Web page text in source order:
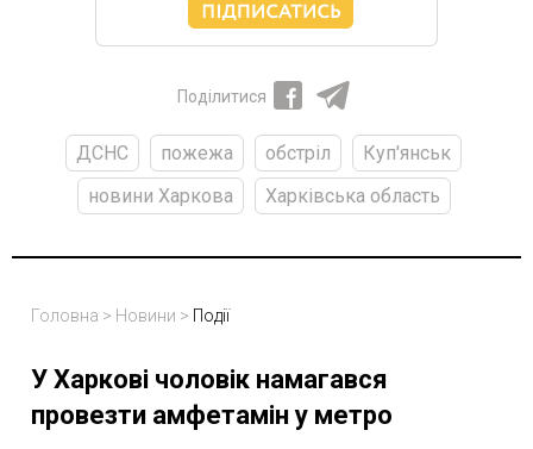
Поділитися
ДСНС пожежа обстріл
Куп'янськ
новини Харкова
Харківська область
Головна > Новини > Події
У Харкові чоловік намагався
провезти амфетамін у метро